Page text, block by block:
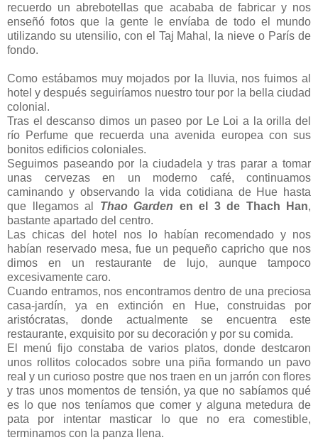
recuerdo un abrebotellas que acababa de fabricar y nos
enseñó fotos que la gente le envíaba de todo el mundo
utilizando su utensilio, con el Taj Mahal, la nieve o París de
fondo.
Como estábamos muy mojados por la lluvia, nos fuimos al
hotel y después seguiríamos nuestro tour por la bella ciudad
colonial.
Tras el descanso dimos un paseo por Le Loi a la orilla del
río Perfume que recuerda una avenida europea con sus
bonitos edificios coloniales.
Seguimos paseando por la ciudadela y tras parar a tomar
unas cervezas en un moderno café, continuamos
caminando y observando la vida cotidiana de Hue hasta
que llegamos al Thao Garden en el 3 de Thach Han,
bastante apartado del centro.
Las chicas del hotel nos lo habían recomendado y nos
habían reservado mesa, fue un pequeño capricho que nos
dimos en un restaurante de lujo, aunque tampoco
excesivamente caro.
Cuando entramos, nos encontramos dentro de una preciosa
casa-jardín, ya en extinción en Hue, construidas por
aristócratas, donde actualmente se encuentra este
restaurante, exquisito por su decoración y por su comida.
El menú fijo constaba de varios platos, donde destcaron
unos rollitos colocados sobre una piña formando un pavo
real y un curioso postre que nos traen en un jarrón con flores
y tras unos momentos de tensión, ya que no sabíamos qué
es lo que nos teníamos que comer y alguna metedura de
pata por intentar masticar lo que no era comestible,
terminamos con la panza llena.